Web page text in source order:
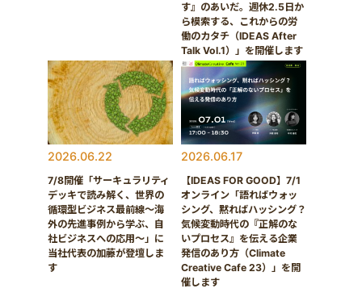
す』のあいだ。週休2.5日か
ら模索する、これからの労
働のカタチ（IDEAS After
Talk Vol.1）」を開催します
2026.06.22
7/8開催「サーキュラリティ
デッキで読み解く、世界の
循環型ビジネス最前線〜海
外の先進事例から学ぶ、自
社ビジネスへの応用〜」に
当社代表の加藤が登壇しま
す
2026.06.17
【IDEAS FOR GOOD】7/1
オンライン「語ればウォッ
シング、黙ればハッシング？
気候変動時代の『正解のな
いプロセス』を伝える企業
発信のあり方（Climate
Creative Cafe 23）」を開
催します